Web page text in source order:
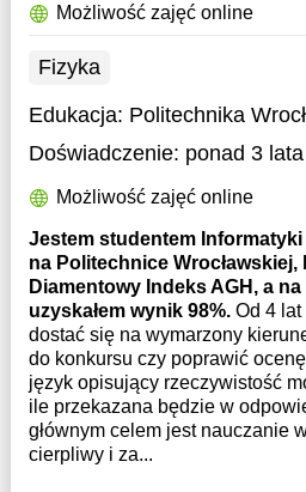
Możliwość zajęć online
Fizyka
Edukacja: Politechnika
Doświadczenie: ponad 3 lata
Możliwość zajęć online
Jestem studentem
na Politechnice
Diamentowy Indeks AGH, a
uzyskałem wynik 98%. Od 4
dostać się na wymarzony
do konkursu czy poprawić
język opisujący rzeczywistość
ile przekazana będzie w
głównym celem jest nauczanie
cierpliwy i za...